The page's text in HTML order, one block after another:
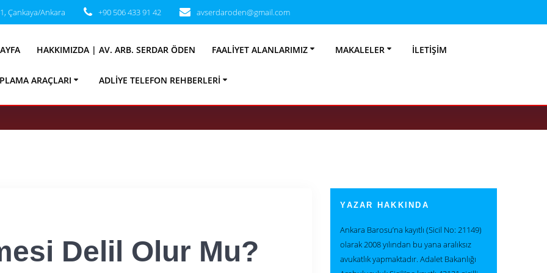
Çankaya/Ankara +90 506 433 91 42 avserdaroden@gmail.com
HAKKIMIZDA | AV. ARB. SERDAR ÖDEN FAALIYET ALANLARIMIZ MAKALELER İLETIŞIM
ARAÇLARI ADLIYE TELEFON REHBERLERI
Delil Olur Mu? Yasal
Yargıtay Kararları (2026)
Delil Olur Mu?
YAZAR HAKKINDA
Ankara Barosu’na kayıtlı (Sicil No: 21149)
olarak 2008 yılından bu yana aralıksız
avukatlık yapmaktadır. Adalet Bakanlığı